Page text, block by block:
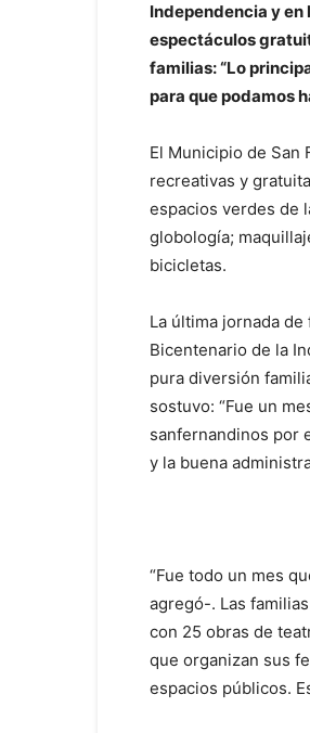
Independencia y
espectáculos
familias: “Lo
para que podamos
El Municipio de San
recreativas y
espacios verdes de
globología;
bicicletas.
La última jornada
Bicentenario de la
pura diversión
sostuvo: “Fue un
sanfernandinos por
y la buena
“Fue todo un mes
agregó-. Las
con 25 obras de
que organizan sus
espacios públicos.